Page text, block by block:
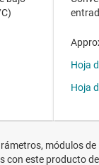
módulos de
con este producto de